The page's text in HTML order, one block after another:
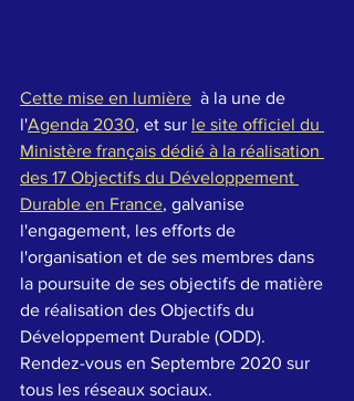
Cette mise en lumière
  à la une de
l'Agenda 2030, et sur le site officiel du
Ministère français dédié à la réalisation
des 17 Objectifs du Développement
Durable en France, galvanise
l'engagement, les efforts de
l'organisation et de ses membres dans
la poursuite de ses objectifs de matière
de réalisation des Objectifs du
Développement Durable (ODD).
Rendez-vous en Septembre 2020 sur
tous les réseaux sociaux.